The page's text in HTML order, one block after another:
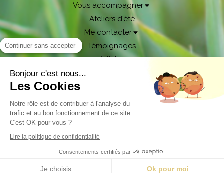
Vous accompagner
Ateliers d'été
Me contacter
Témoignages
Articles
Création et référencement du site par Simplébo
Site partenaire deInstitut Cassiopée
Continuer sans accepter
Bonjour c'est nous...
Les Cookies
Notre rôle est de contribuer à l'analyse du
trafic et au bon fonctionnement de ce site.
C'est OK pour vous ?
Lire la politique de confidentialité
Consentements certifiés par
Je choisis Ok pour moi